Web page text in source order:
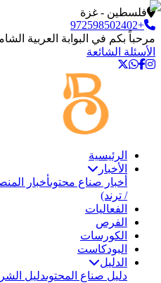
فلسطين - غزة
+972598502402
مرحباً بكم في البوابة العربية
الأسئلة الشائعة
الرئيسية
الأخبار
أخبار صناع محتوىأخبار
/ ترند)
الفعاليات
الفرص
الكورسات
البودكاست
الدليل
دليل صناع المحتوىدليل